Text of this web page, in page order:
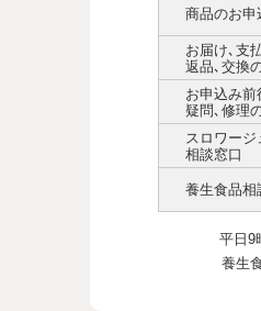
商品のお申
お届け､支
返品､交換
お申込み前
疑問､修理
スロワージ
相談窓口
養生食品相
平日9
養生